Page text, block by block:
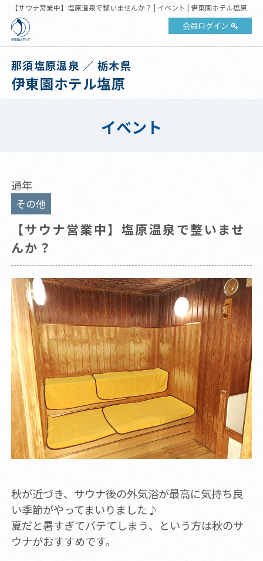
【サウナ営業中】塩原温泉で整いませんか？ | イベント | 伊東園ホテル塩原
会員ログイン
那須塩原温泉 ／ 栃木県
伊東園ホテル塩原
イベント
通年
その他
【サウナ営業中】塩原温泉で整いませ
んか？
秋が近づき、サウナ後の外気浴が最高に気持ち良
い季節がやってまいりました♪
夏だと暑すぎてバテてしまう、という方は秋のサ
ウナがおすすめです。